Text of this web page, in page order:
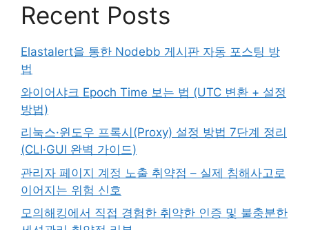
Recent Posts
Elastalert을 통한 Nodebb 게시판 자동 포스팅 방
법
와이어샤크 Epoch Time 보는 법 (UTC 변환 + 설정
방법)
리눅스·윈도우 프록시(Proxy) 설정 방법 7단계 정리
(CLI·GUI 완벽 가이드)
관리자 페이지 계정 노출 취약점 – 실제 침해사고로
이어지는 위험 신호
모의해킹에서 직접 경험한 취약한 인증 및 불충분한